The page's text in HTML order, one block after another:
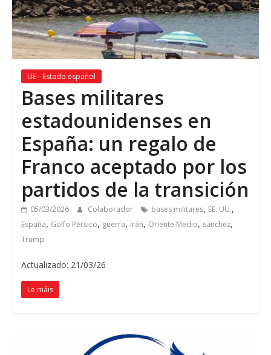
UE - Estado español
Bases militares
estadounidenses en
España: un regalo de
Franco aceptado por los
partidos de la transición
05/03/2026 Colaborador bases militares, EE. UU.,
España, Golfo Pérsico, guerra, Irán, Oriente Medio, sanchez,
Trump
Actualizado: 21/03/26
Le máis